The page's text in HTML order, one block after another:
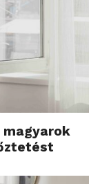
magyarok